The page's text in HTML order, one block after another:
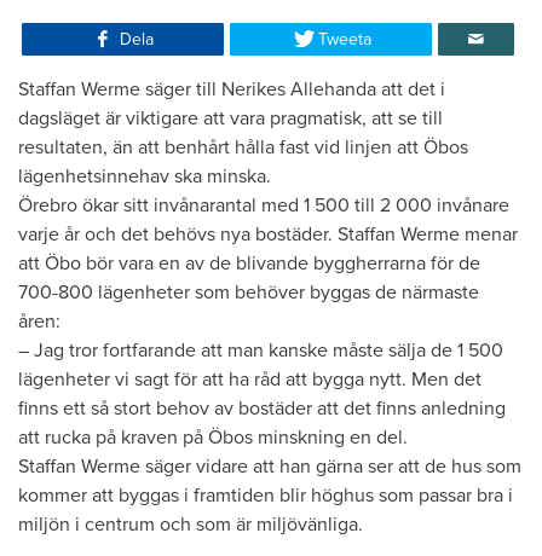
Dela Tweeta
​Staffan Werme säger till Nerikes Allehanda att det i
dagsläget är viktigare att vara pragmatisk, att se till
resultaten, än att benhårt hålla fast vid linjen att Öbos
lägenhetsinnehav ska minska.
Örebro ökar sitt invånarantal med 1 500 till 2 000 invånare
varje år och det behövs nya bostäder. Staffan Werme menar
att Öbo bör vara en av de blivande byggherrarna för de
700-800 lägenheter som behöver byggas de närmaste
åren:
– Jag tror fortfarande att man kanske måste sälja de 1 500
lägenheter vi sagt för att ha råd att bygga nytt. Men det
finns ett så stort behov av bostäder att det finns anledning
att rucka på kraven på Öbos minskning en del.
Staffan Werme säger vidare att han gärna ser att de hus som
kommer att byggas i framtiden blir höghus som passar bra i
miljön i centrum och som är miljövänliga.